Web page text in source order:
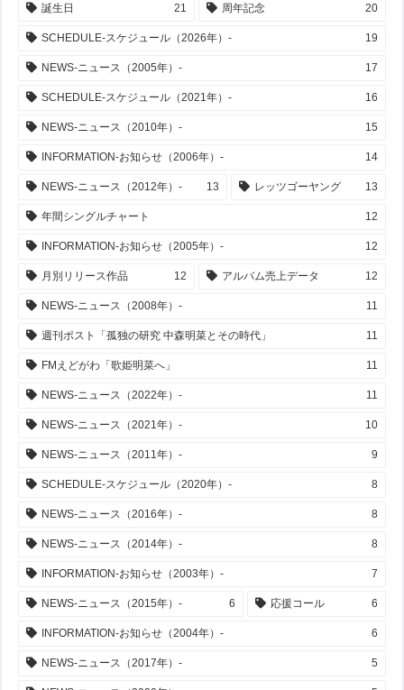
誕生日 21 周年記念 20
SCHEDULE-スケジュール（2026年）- 19
NEWS-ニュース（2005年）- 17
SCHEDULE-スケジュール（2021年）- 16
NEWS-ニュース（2010年）- 15
INFORMATION-お知らせ（2006年）- 14
NEWS-ニュース（2012年）- 13 レッツゴーヤング 13
年間シングルチャート 12
INFORMATION-お知らせ（2005年）- 12
月別リリース作品 12 アルバム売上データ 12
NEWS-ニュース（2008年）- 11
週刊ポスト「孤独の研究 中森明菜とその時代」 11
FMえどがわ「歌姫明菜へ」 11
NEWS-ニュース（2022年）- 11
NEWS-ニュース（2021年）- 10
NEWS-ニュース（2011年）- 9
SCHEDULE-スケジュール（2020年）- 8
NEWS-ニュース（2016年）- 8
NEWS-ニュース（2014年）- 8
INFORMATION-お知らせ（2003年）- 7
NEWS-ニュース（2015年）- 6 応援コール 6
INFORMATION-お知らせ（2004年）- 6
NEWS-ニュース（2017年）- 5